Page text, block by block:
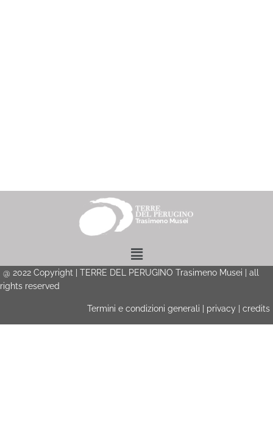
Menu
@ 2022 Copyright | TERRE DEL PERUGINO Trasimeno Musei | all
rights reserved
Termini e condizioni generali privacy credits